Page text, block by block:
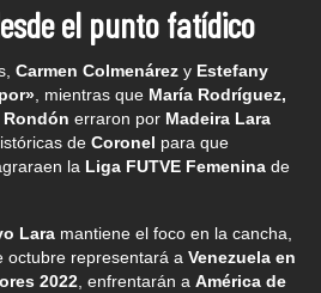
el punto fatídico
Carmen Colmenárez y Estefany
, mientras que María Rodríguez,
erraron por Madeira Lara
de Coronel para que
la Liga FUTVE Femenina de
Lara mantiene el foco en la cancha,
octubre representará a Venezuela en
2022 , enfrentarán a América de